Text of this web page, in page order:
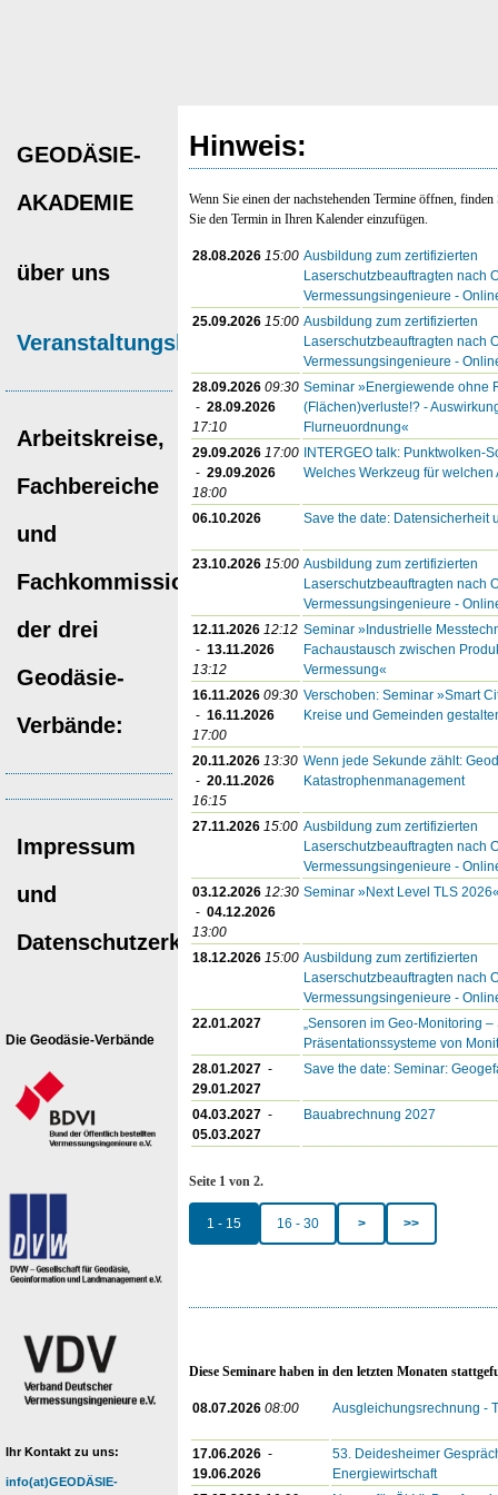
GEODÄSIE-
AKADEMIE
über uns
Veranstaltungskalender
Arbeitskreise,
Fachbereiche
und
Fachkommissionen
der drei
Geodäsie-
Verbände:
Impressum
und
Datenschutzerklärung
Die Geodäsie-Verbände
Ihr Kontakt zu uns:
info(at)GEODÄSIE-
Hinweis:
Wenn Sie einen der nachstehenden Termine öffnen,
Sie den Termin in Ihren Kalender einzufügen.
28.08.2026 15:00 Ausbildung zum zertifizierten
Laserschutzbeauftragten nach
Vermessungsingenieure -
25.09.2026 15:00 Ausbildung zum zertifizierten
Laserschutzbeauftragten nach
Vermessungsingenieure -
28.09.2026 09:30
- 28.09.2026
17:10
Seminar »Energiewende ohne
(Flächen)verluste!? -
Flurneuordnung«
29.09.2026 17:00
- 29.09.2026
18:00
INTERGEO talk: Punktwolken-
Welches Werkzeug für
06.10.2026 Save the date: Datensicherheit
23.10.2026 15:00 Ausbildung zum zertifizierten
Laserschutzbeauftragten nach
Vermessungsingenieure -
12.11.2026 12:12
- 13.11.2026
13:12
Seminar »Industrielle
Fachaustausch zwischen
Vermessung«
16.11.2026 09:30
- 16.11.2026
17:00
Verschoben: Seminar »Smart
Kreise und Gemeinden
20.11.2026 13:30
- 20.11.2026
16:15
Wenn jede Sekunde zählt:
Katastrophenmanagement
27.11.2026 15:00 Ausbildung zum zertifizierten
Laserschutzbeauftragten nach
Vermessungsingenieure -
03.12.2026 12:30
- 04.12.2026
13:00
Seminar »Next Level TLS
18.12.2026 15:00 Ausbildung zum zertifizierten
Laserschutzbeauftragten nach
Vermessungsingenieure -
22.01.2027
„Sensoren im Geo-Monitoring
Präsentationssysteme von
28.01.2027 -
29.01.2027
Save the date: Seminar:
04.03.2027 -
05.03.2027
Bauabrechnung 2027
Seite 1 von 2.
1 - 15 16 - 30 > >>
Diese Seminare haben in den letzten Monaten
08.07.2026 08:00 Ausgleichungsrechnung -
17.06.2026 -
19.06.2026
53. Deidesheimer
Energiewirtschaft